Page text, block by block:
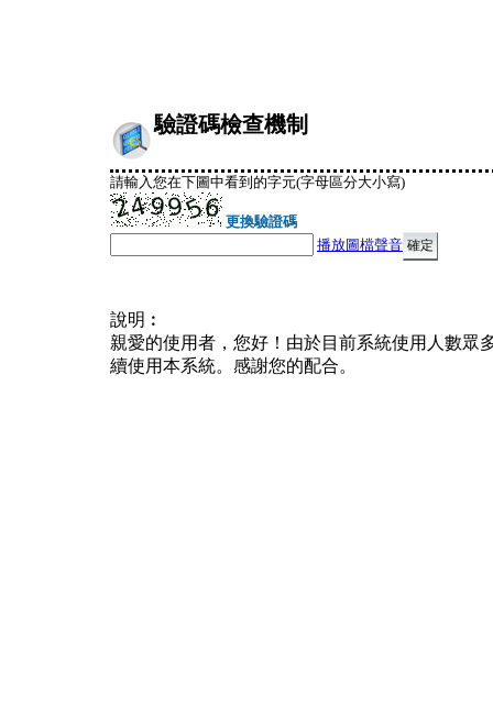
驗證碼檢查機制
請輸入您在下圖中看到的字元(字母區分大小寫)
更換驗證碼
播放圖檔聲音
說明︰
親愛的使用者，您好！由於目前系統使用人數眾
續使用本系統。感謝您的配合。